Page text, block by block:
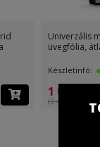
Univerzális méret
üvegfólia, átlátszó
Készletinfó:
1 099 Ft
(3 499 Ft )